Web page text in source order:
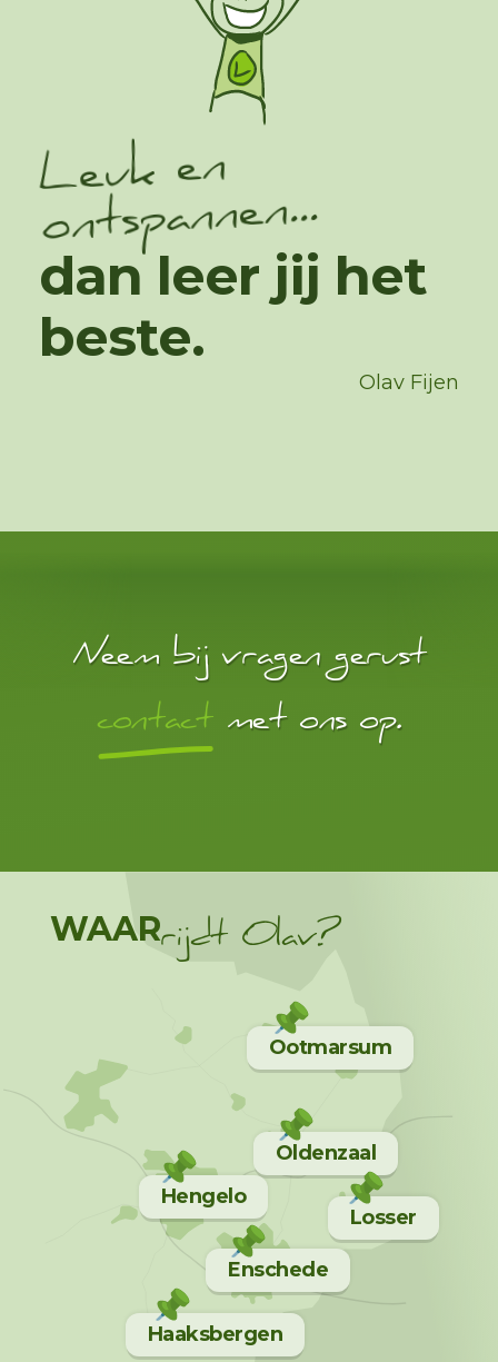
Leuk en
ontspannen...
dan leer jij het
beste.
Olav Fijen
Neem bij vragen gerust
contactmet ons op.
Losser
Haaksbergen
Enschede
Hengelo
Oldenzaal
Ootmarsum
WAARrijdt Olav?